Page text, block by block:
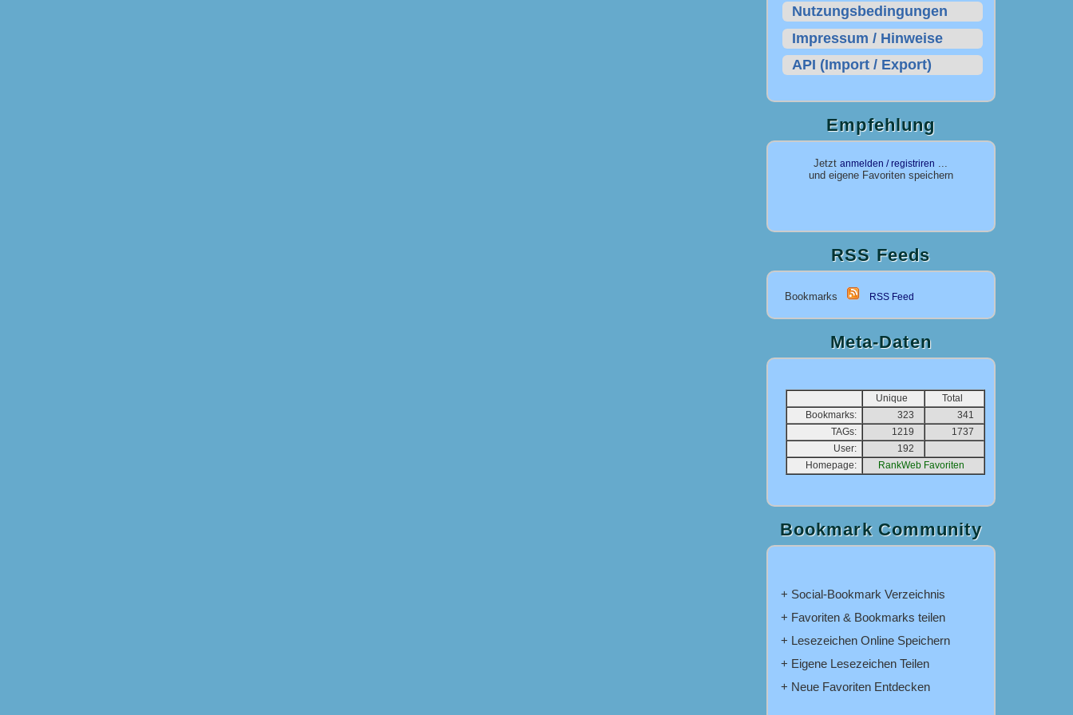
Nutzungsbedingungen
Impressum / Hinweise
API (Import / Export)
Empfehlung
Jetztanmelden / registriren
und eigene Favoriten speichern
RSS Feeds
Bookmarks RSS Feed
Meta-Daten
Unique
Total
Bookmarks:
323
341
TAGs:
1219
1737
User:
192
Homepage:
RankWeb Favoriten
Bookmark Community
+ Social-Bookmark Verzeichnis
+ Favoriten & Bookmarks teilen
+ Lesezeichen Online Speichern
+ Eigene Lesezeichen Teilen
+ Neue Favoriten Entdecken